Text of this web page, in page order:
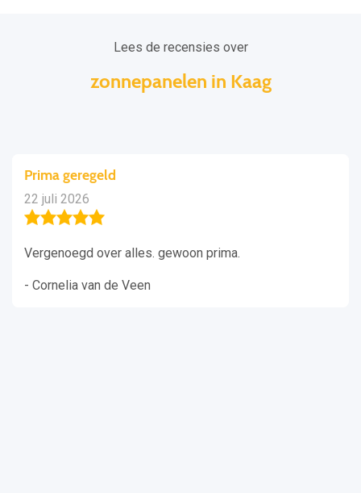
Lees de recensies over
zonnepanelen in Kaag
Prima geregeld
22 juli 2026
Vergenoegd over alles. gewoon prima.
- Cornelia van de Veen